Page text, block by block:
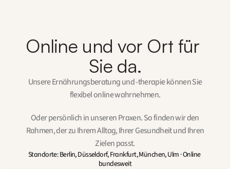
Online und vor Ort für
Sie da.
Unsere Ernährungsberatung und -therapie können Sie
flexibel online wahrnehmen.
Oder persönlich in unseren Praxen. So finden wir den
Rahmen, der zu Ihrem Alltag, Ihrer Gesundheit und Ihren
Zielen passt.
Standorte: Berlin, Düsseldorf, Frankfurt, München, Ulm · Online
bundesweit